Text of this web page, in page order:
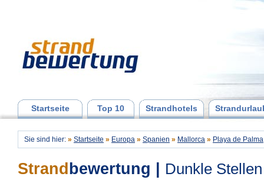
Startseite Top 10 Strandhotels
Sie sind hier: » Startseite » Europa » Spanien » Mallorca » Playa de Palma
Strand bewertung Dunkle